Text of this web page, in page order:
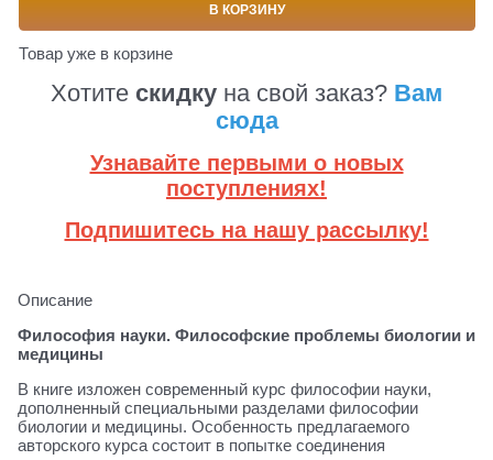
В КОРЗИНУ
Товар уже в корзине
Хотите скидку на свой заказ? Вам
сюда
Узнавайте первыми о новых
поступлениях!
Подпишитесь на нашу рассылку!
Описание
Философия науки. Философские проблемы биологии и
медицины
В книге изложен современный курс философии науки,
дополненный специальными разделами философии
биологии и медицины. Особенность предлагаемого
авторского курса состоит в попытке соединения